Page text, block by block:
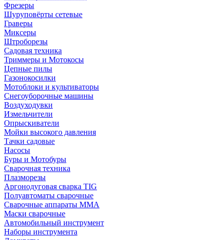
Фрезеры
Шуруповёрты сетевые
Граверы
Миксеры
Штроборезы
Садовая техника
Триммеры и Мотокосы
Цепные пилы
Газонокосилки
Мотоблоки и культиваторы
Снегоуборочные машины
Воздуходувки
Измельчители
Опрыскиватели
Мойки высокого давления
Тачки садовые
Насосы
Буры и Мотобуры
Сварочная техника
Плазморезы
Аргонодуговая сварка TIG
Полуавтоматы сварочные
Сварочные аппараты ММА
Маски сварочные
Автомобильный инструмент
Наборы инструмента